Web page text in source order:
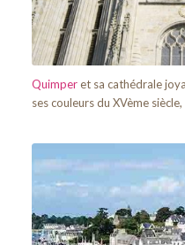
Quimperet sa cathédrale
ses couleurs du XVème